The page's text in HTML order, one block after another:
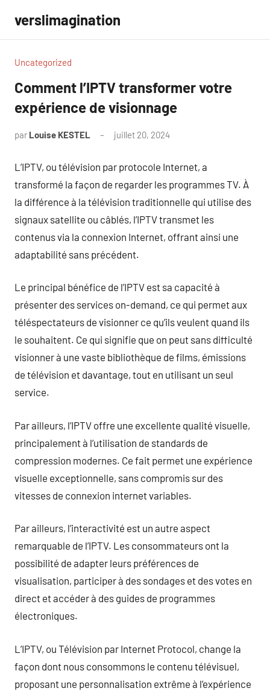
contenu
verslimagination
Uncategorized
Comment l’IPTV transformer votre
expérience de visionnage
par Louise KESTEL juillet 20, 2024
L’IPTV, ou télévision par protocole Internet, a
transformé la façon de regarder les programmes TV. À
la différence à la télévision traditionnelle qui utilise des
signaux satellite ou câblés, l’IPTV transmet les
contenus via la connexion Internet, offrant ainsi une
adaptabilité sans précédent.
Le principal bénéfice de l’IPTV est sa capacité à
présenter des services on-demand, ce qui permet aux
téléspectateurs de visionner ce qu’ils veulent quand ils
le souhaitent. Ce qui signifie que on peut sans difficulté
visionner à une vaste bibliothèque de films, émissions
de télévision et davantage, tout en utilisant un seul
service.
Par ailleurs, l’IPTV offre une excellente qualité visuelle,
principalement à l’utilisation de standards de
compression modernes. Ce fait permet une expérience
visuelle exceptionnelle, sans compromis sur des
vitesses de connexion internet variables.
Par ailleurs, l’interactivité est un autre aspect
remarquable de l’IPTV. Les consommateurs ont la
possibilité de adapter leurs préférences de
visualisation, participer à des sondages et des votes en
direct et accéder à des guides de programmes
électroniques.
L’IPTV, ou Télévision par Internet Protocol, change la
façon dont nous consommons le contenu télévisuel,
proposant une personnalisation extrême à l’expérience